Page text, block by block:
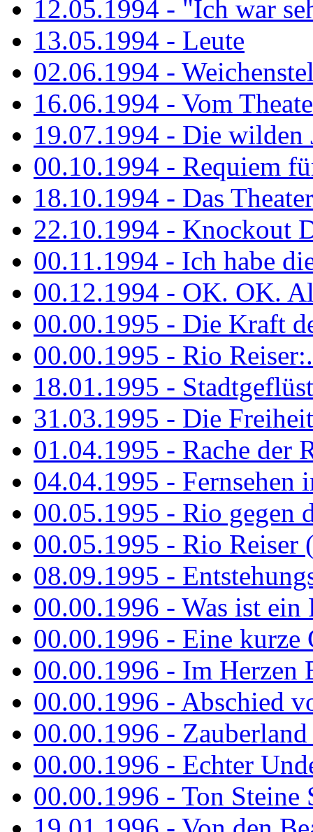
12.05.1994 - "Ich war
13.05.1994 - Leute
02.06.1994 -
16.06.1994 - Vom
19.07.1994 - Die wilden
00.10.1994 - Requiem
18.10.1994 - Das
22.10.1994 - Knockout
00.11.1994 - Ich habe
00.12.1994 - OK. OK.
00.00.1995 - Die Kraft
00.00.1995 - Rio
18.01.1995 -
31.03.1995 - Die
01.04.1995 - Rache der
04.04.1995 - Fernsehen
00.05.1995 - Rio gegen
00.05.1995 - Rio Reiser
08.09.1995 -
00.00.1996 - Was ist ein
00.00.1996 - Eine kurze
00.00.1996 - Im Herzen
00.00.1996 - Abschied
00.00.1996 -
00.00.1996 - Echter
00.00.1996 - Ton Steine